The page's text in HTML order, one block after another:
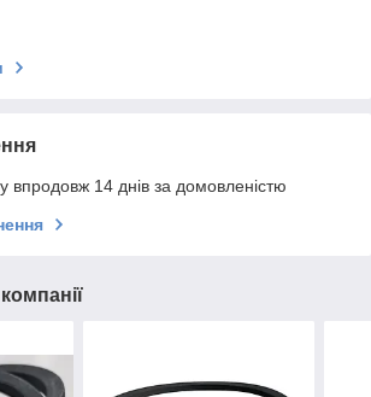
впродовж 14 днів за домовленістю